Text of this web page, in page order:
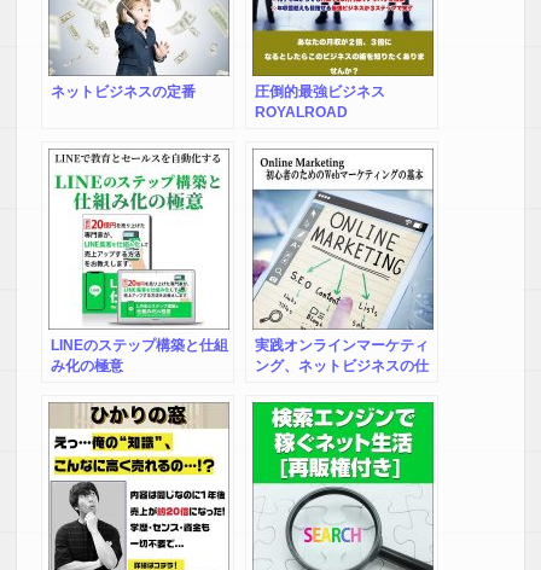
ネットビジネスの定番
圧倒的最強ビジネス
ROYALROAD
LINEのステップ構築と仕組
み化の極意
実践オンラインマーケティ
ング、ネットビジネスの仕
ップ